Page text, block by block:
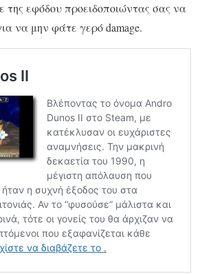
της εφόδου προειδοποιώντας σας να
να μην φάτε γερό damage.